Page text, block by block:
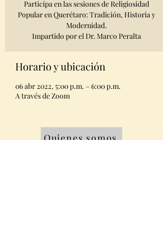
Participa en las sesiones de Religiosidad
Popular en Querétaro: Tradición, Historia y
Modernidad.
Impartido por el Dr. Marco Peralta
Horario y ubicación
06 abr 2022, 5:00 p.m. – 6:00 p.m.
A través de Zoom
Quienes somos